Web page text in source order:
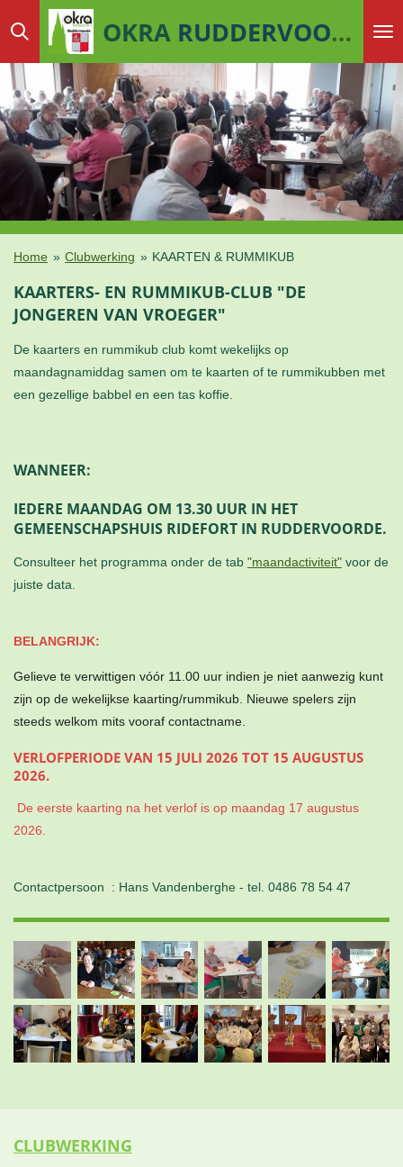
direct
naar
de
hoofdinhoud
OKRA RUDDERVOORDE
Home » Clubwerking » KAARTEN & RUMMIKUB
KAARTERS- EN RUMMIKUB-CLUB "DE
JONGEREN VAN VROEGER"
De kaarters en rummikub club komt wekelijks op
maandagnamiddag samen om te kaarten of te rummikubben met
een gezellige babbel en een tas koffie.
WANNEER:
IEDERE MAANDAG OM 13.30 UUR IN HET
GEMEENSCHAPSHUIS RIDEFORT IN RUDDERVOORDE.
Consulteer het programma onder de tab "maandactiviteit" voor de
juiste data.
BELANGRIJK:
Gelieve te verwittigen vóór 11.00 uur indien je niet aanwezig kunt
zijn op de wekelijkse kaarting/rummikub. Nieuwe spelers zijn
steeds welkom mits vooraf contactname.
VERLOFPERIODE VAN 15 JULI 2026 TOT 15 AUGUSTUS
2026.
De eerste kaarting na het verlof is op maandag 17 augustus
2026.
Contactpersoon : Hans Vandenberghe - tel. 0486 78 54 47
CLUBWERKING